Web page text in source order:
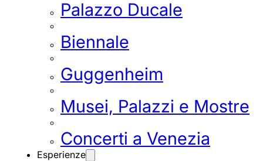
Palazzo Ducale
Biennale
Guggenheim
Musei, Palazzi e Mostre
Concerti a Venezia
Esperienze